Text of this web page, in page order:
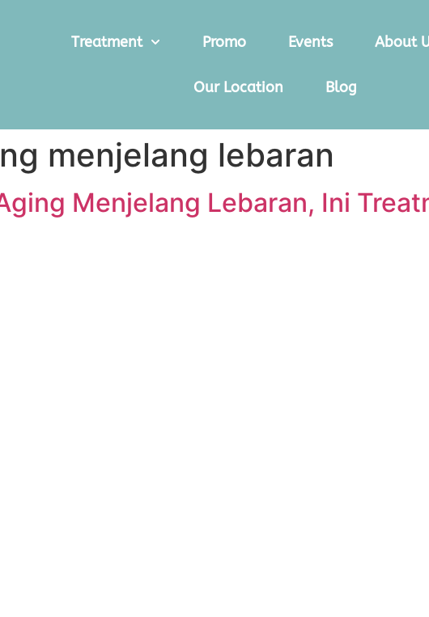
Treatment Promo Events About
Our Location Blog
menjelang lebaran
Menjelang Lebaran, Ini